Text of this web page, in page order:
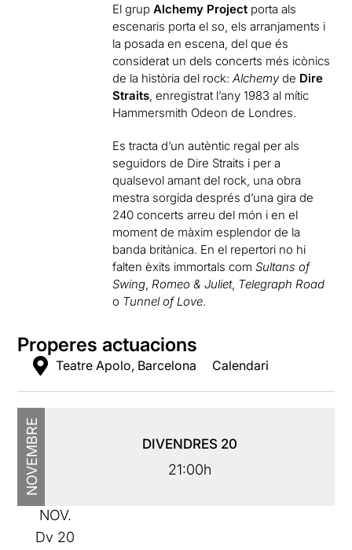
El grupAlchemy Project porta als
escenaris porta el so, els arranjaments i
la posada en escena, del que és
considerat un dels concerts més icònics
de la història del rock:Alchemyde Dire
Straits , enregistrat l’any 1983 al mític
Hammersmith Odeon de Londres.
Es tracta d’un autèntic regal per als
seguidors de Dire Straits i per a
qualsevol amant del rock, una obra
mestra sorgida després d’una gira de
240 concerts arreu del món i en el
moment de màxim esplendor de la
banda britànica. En el repertori no hi
falten èxits immortals comSultans of
Swing Romeo & Juliet, Telegraph Road
o Tunnel of Love.
Properes actuacions
Teatre Apolo, Barcelona Calendari
NOVEMBRE DIVENDRES 20
21:00h
NOV.
Dv 20